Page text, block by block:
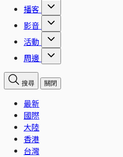
播客
影音
活動
周邊
搜尋 關閉
最新
國際
大陸
香港
台灣